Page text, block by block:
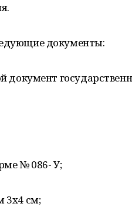
документы:
документ
№ 086- У;
3x4 см;